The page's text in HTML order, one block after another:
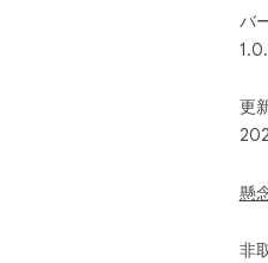
バ
更
懸
非